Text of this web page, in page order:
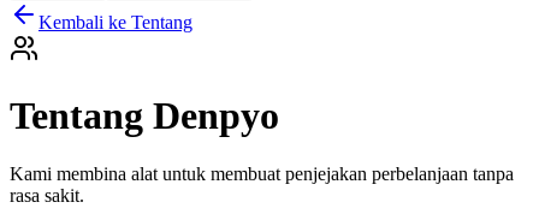
Kembali ke Tentang
Tentang Denpyo
Kami membina alat untuk membuat penjejakan perbelanjaan tanpa
rasa sakit.